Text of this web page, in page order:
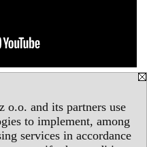
o.o. and its partners use
to implement, among
services in accordance